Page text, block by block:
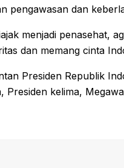
pengawasan dan
menjadi penasehat,
dan memang cinta
Presiden Republik
kelima,